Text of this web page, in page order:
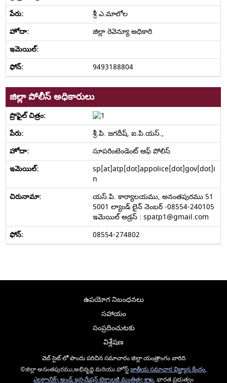
శ్రీ ఎ.మాలోల
జిల్లా రెవెన్యూ అధికారి
9493188804
జిల్లా పోలీస్ అధికారులు
శ్రీ.పి. జగదీష్, ఐ.పి.యస్.,
సూపరింటెండెంట్ ఆఫ్ పోలిస్
sp[at]atp[dot]appolice[dot]gov[dot]i
n
యస్.పి. కార్యాలయము, అనంతపురము 51
5001 ల్యాండ్ లైన్ నెంబర్ -08554-240105
ఇమెయిల్ అడ్రస్ : spatp1@gmail.com
08554-274802
ఉపయోగ నిబంధనలు
సహాయం
సంప్రదించుటకు
విశ్లేషణ
వెబ్ సైట్ లో పొందు పరిచిన సమాచారం జిల్లా యంత్రాంగం వారిది
©జిల్లా అనంతపురము,అభివృద్ధి మరియు హోస్ట్జాతీయ సమాచార విజ్ఞ్యాన కేంద్రం,
ఎలక్ట్రానిక్స్ అండ్ ఇన్ఫర్మేషన్ టెక్నాలజీ మంత్రిత్వ శాఖ, భారత ప్రభుత్వం